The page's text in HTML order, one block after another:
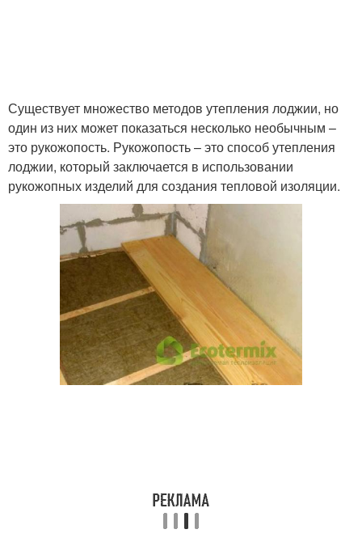
Существует множество методов утепления лоджии, но
один из них может показаться несколько необычным –
это рукожопость. Рукожопость – это способ утепления
лоджии, который заключается в использовании
рукожопных изделий для создания тепловой изоляции.